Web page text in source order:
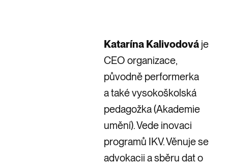
Katarína Kalivodová je
CEO organizace,
původně performerka
a také vysokoškolská
pedagožka (Akademie
umění). Vede inovaci
programů IKV. Věnuje se
advokacii a sběru dat o